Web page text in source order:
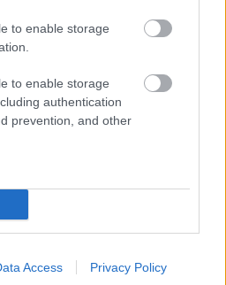
to enable storage
to enable storage
authentication
prevention, and other
Access Privacy Policy